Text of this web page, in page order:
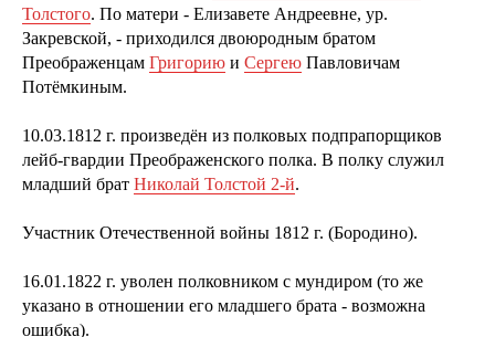
Толстого. По матери - Елизавете Андреевне, ур.
Закревской, - приходился двоюродным братом
Преображенцам Григорию и Сергею Павловичам
Потёмкиным.
10.03.1812 г. произведён из полковых подпрапорщиков
лейб-гвардии Преображенского полка. В полку служил
младший брат Николай Толстой 2-й.
Участник Отечественной войны 1812 г. (Бородино).
16.01.1822 г. уволен полковником с мундиром (то же
указано в отношении его младшего брата - возможна
ошибка).